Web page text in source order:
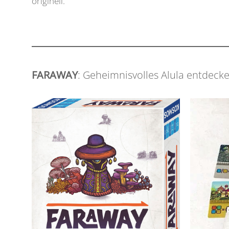
FARAWAY: Geheimnisvolles Alula